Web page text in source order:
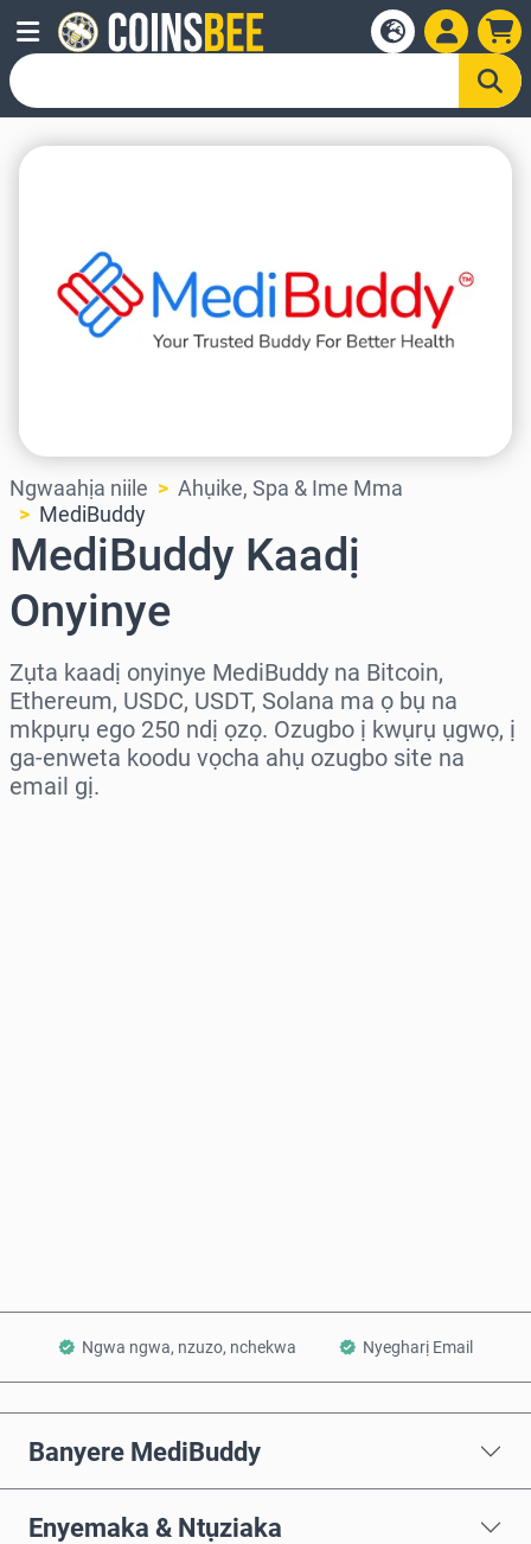
Ngwaahịa niile
Ahụike, Spa & Ime Mma
MediBuddy
MediBuddy Kaadị
Onyinye
Zụta kaadị onyinye MediBuddy na Bitcoin,
Ethereum, USDC, USDT, Solana ma ọ bụ na
mkpụrụ ego 250 ndị ọzọ. Ozugbo ị kwụrụ ụgwọ, ị
ga-enweta koodu vọcha ahụ ozugbo site na
email gị.
Ngwa ngwa, nzuzo, nchekwa Nyegharị Email
Banyere MediBuddy
Enyemaka & Ntụziaka